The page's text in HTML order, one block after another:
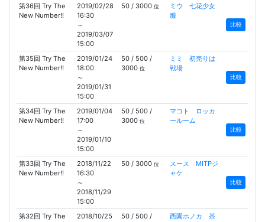
第36回 Try The
New Number!!
2019/02/28
16:30
～
2019/03/07
15:00
50 / 3000位
ミウ 七花少女
服
比較
第35回 Try The
New Number!!
2019/01/24
18:00
～
2019/01/31
15:00
50 / 500 /
3000位
ミミ 初売りは
戦場
比較
第34回 Try The
New Number!!
2019/01/04
17:00
～
2019/01/10
15:00
50 / 500 /
3000位
マコト ロッカ
ールーム
比較
第33回 Try The
New Number!!
2018/11/22
16:30
～
2018/11/29
15:00
50 / 3000位
スース MITPジ
ャケ
比較
第32回 Try The
2018/10/25
50 / 500 /
西園ホノカ 茶